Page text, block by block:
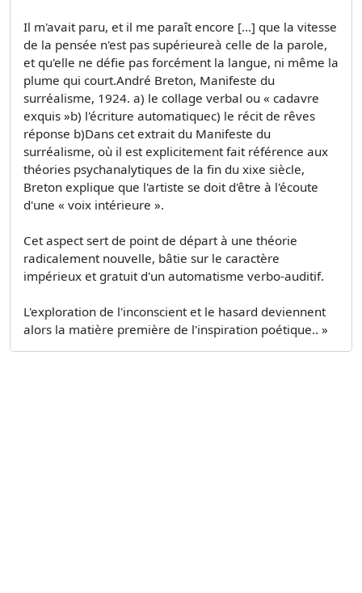
Il m'avait paru, et il me paraît encore [...] que la vitesse
de la pensée n'est pas supérieureà celle de la parole,
et qu'elle ne défie pas forcément la langue, ni même la
plume qui court.André Breton, Manifeste du
surréalisme, 1924. a) le collage verbal ou « cadavre
exquis »b) l'écriture automatiquec) le récit de rêves
réponse b)Dans cet extrait du Manifeste du
surréalisme, où il est explicitement fait référence aux
théories psychanalytiques de la fin du xixe siècle,
Breton explique que l'artiste se doit d'être à l'écoute
d'une « voix intérieure ».
Cet aspect sert de point de départ à une théorie
radicalement nouvelle, bâtie sur le caractère
impérieux et gratuit d'un automatisme verbo-auditif.
L'exploration de l'inconscient et le hasard deviennent
alors la matière première de l'inspiration poétique.. »